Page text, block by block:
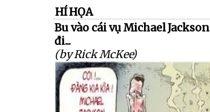
HÍ HỌA
Bu vào cái vụ Michael Jackson
đi...
(by Rick McKee)